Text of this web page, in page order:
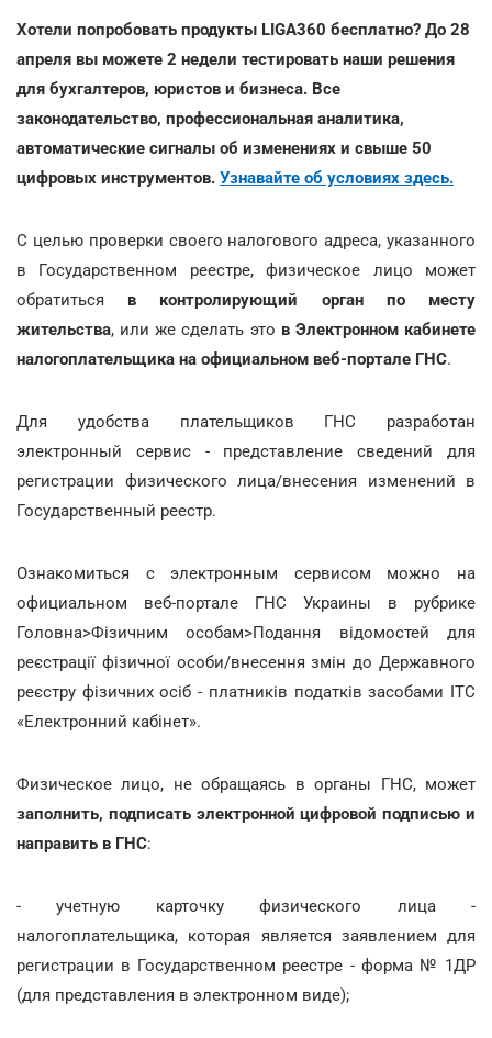
Хотели попробовать продукты LIGA360 бесплатно? До 28
апреля вы можете 2 недели тестировать наши решения
для бухгалтеров, юристов и бизнеса. Все
законодательство, профессиональная аналитика,
автоматические сигналы об изменениях и свыше 50
цифровых инструментов. Узнавайте об условиях здесь.
С целью проверки своего налогового адреса, указанного
в Государственном реестре, физическое лицо может
обратиться в контролирующий орган по месту
жительства, или же сделать это в Электронном кабинете
налогоплательщика на официальном веб-портале ГНС.
Для удобства плательщиков ГНС разработан
электронный сервис - представление сведений для
регистрации физического лица/внесения изменений в
Государственный реестр.
Ознакомиться с электронным сервисом можно на
официальном веб-портале ГНС Украины в рубрике
Головна>Фізичним особам>Подання відомостей для
реєстрації фізичної особи/внесення змін до Державного
реєстру фізичних осіб - платників податків засобами ІТС
«Електронний кабінет».
Физическое лицо, не обращаясь в органы ГНС, может
заполнить, подписать электронной цифровой подписью и
направить в ГНС:
- учетную карточку физического лица -
налогоплательщика, которая является заявлением для
регистрации в Государственном реестре - форма № 1ДР
(для представления в электронном виде);